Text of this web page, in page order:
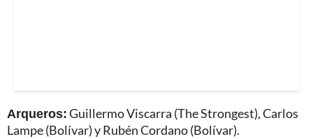
Arqueros:Guillermo Viscarra (The Strongest), Carlos
Lampe (Bolívar) y Rubén Cordano (Bolívar).